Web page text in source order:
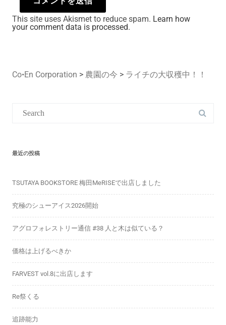
This site uses Akismet to reduce spam. Learn how
your comment data is processed.
Co•En Corporation > 農園の今 > ライチの大収穫中！！
for:
最近の投稿
TSUTAYA BOOKSTORE 梅田MeRISEで出店しました
究極のシューアイス2026開始
アグロフォレストリー通信 #38 人と木は似ている？
価格は上げるべきか
FARVEST vol.8に出店します
Re祭くる
追跡能力